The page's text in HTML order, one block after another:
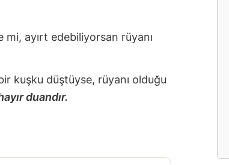
ayırt edebiliyorsan rüyanı
kuşku düştüyse, rüyanı olduğu
duandır.